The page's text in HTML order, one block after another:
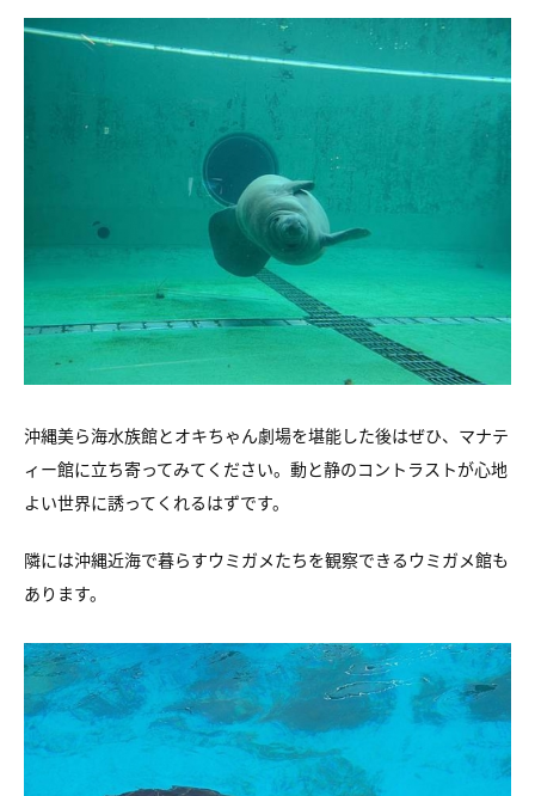
沖縄美ら海水族館とオキちゃん劇場を堪能した後はぜひ、マナテ
ィー館に立ち寄ってみてください。 動と静のコントラストが心地
よい世界に誘ってくれるはずです。
隣には沖縄近海で暮らすウミガメたちを観察できるウミガメ館も
あります。